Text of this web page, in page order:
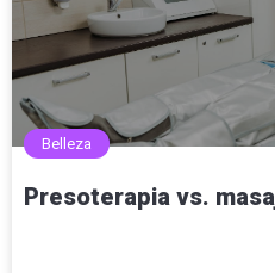
Belleza
Presoterapia vs.